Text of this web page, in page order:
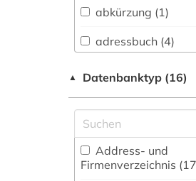
Anglistik.
Amerikanistik (28)
Vermessungswesen
(18)
Biologie,
abkürzung (1)
adressbuch (4)
adresse (3)
adreßbuch (2)
afrika (1)
akademie der
bildenden künste (1)
▲ Datenbanktyp (16)
Address- und
Firmenverzeichnis (17